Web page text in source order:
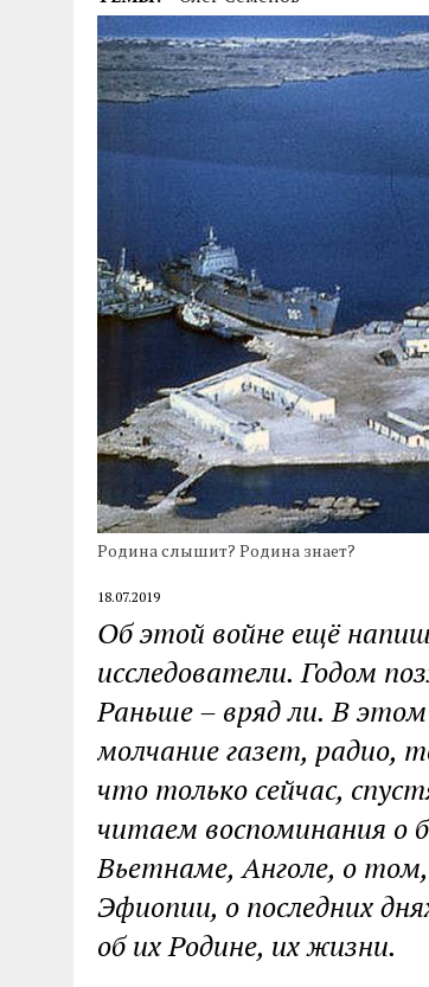
04.07.2026 85-Й ГОДОВЩИНЕ
Родина слышит? Родина знает?
18.07.2019
Об этой войне ещё
исследователи. Годом
Раньше – вряд ли. В
молчание газет, радио,
что только сейчас,
читаем воспоминания о
Вьетнаме, Анголе, о
Эфиопии, о последних
об их Родине, их жизни.